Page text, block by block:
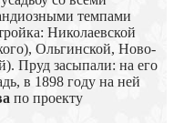
темпами
Николаевской
Ольгинской, Ново-
Пруд засыпали: на его
в 1898 году на ней
по проекту